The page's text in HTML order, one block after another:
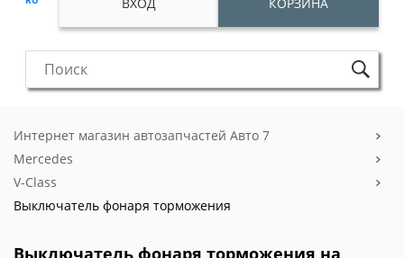
Интернет магазин автозапчастей Авто 7
Mercedes
V-Class
Выключатель фонаря торможения
Выключатель фонаря торможения на